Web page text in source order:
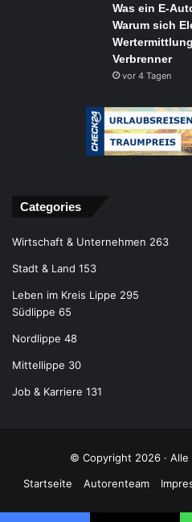
Was ein E-
Warum sich
Verbrenner
vor 4 Tagen
Categories
Wirtschaft & Unternehmen 263
Stadt & Land 153
Leben im Kreis Lippe 295
Südlippe 65
Nordlippe 48
Mittellippe 30
Job & Karriere 131
© Copyright 2026 ·
Startseite
Autorenteam